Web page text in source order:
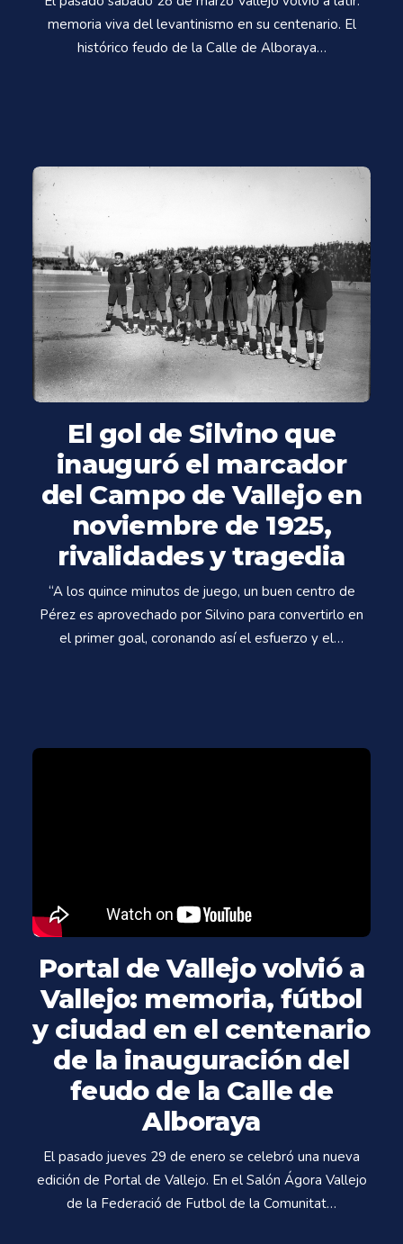
memoria viva del levantinismo en su centenario. El
histórico feudo de la Calle de Alboraya…
El gol de Silvino que
inauguró el marcador
del Campo de Vallejo en
noviembre de 1925,
rivalidades y tragedia
“A los quince minutos de juego, un buen centro de
Pérez es aprovechado por Silvino para convertirlo en
el primer goal, coronando así el esfuerzo y el…
Portal de Vallejo volvió a
Vallejo: memoria, fútbol
y ciudad en el centenario
de la inauguración del
feudo de la Calle de
Alboraya
El pasado jueves 29 de enero se celebró una nueva
edición de Portal de Vallejo. En el Salón Ágora Vallejo
de la Federació de Futbol de la Comunitat…